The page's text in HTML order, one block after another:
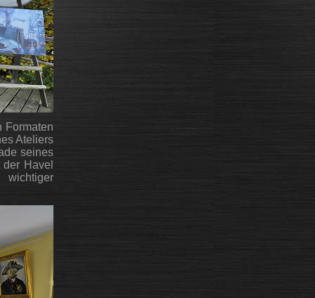
Formaten
Ateliers
seines
Havel